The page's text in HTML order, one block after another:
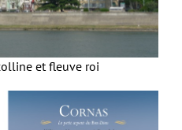
et fleuve roi